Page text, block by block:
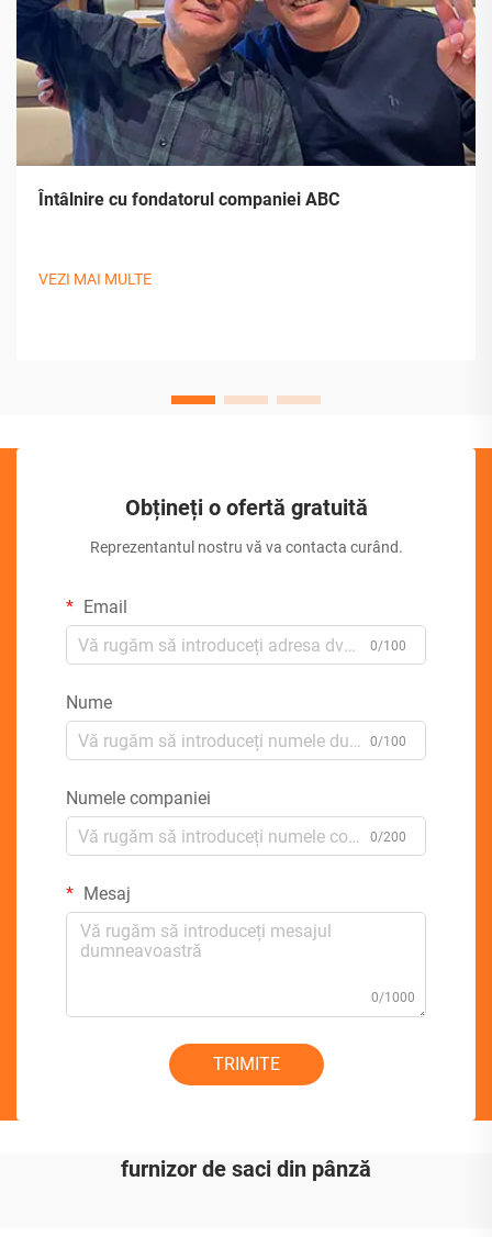
Întâlnire cu fondatorul companiei ABC
VEZI MAI MULTE
Obțineți o ofertă gratuită
Reprezentantul nostru vă va contacta curând.
Email
0/100
Nume
0/100
Numele companiei
0/200
Mesaj
0/1000
TRIMITE
furnizor de saci din pânză